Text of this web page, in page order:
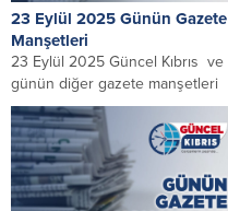
23 Eylül 2025 Günün Gazete
Manşetleri
23 Eylül 2025 Güncel Kıbrıs ve
günün diğer gazete manşetleri